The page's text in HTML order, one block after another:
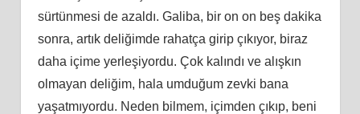
sürtünmesi de azaldı. Galiba, bir on on beş dakika
sonra, artık deliğimde rahatça girip çıkıyor, biraz
daha içime yerleşiyordu. Çok kalındı ve alışkın
olmayan deliğim, hala umduğum zevki bana
yaşatmıyordu. Neden bilmem, içimden çıkıp, beni